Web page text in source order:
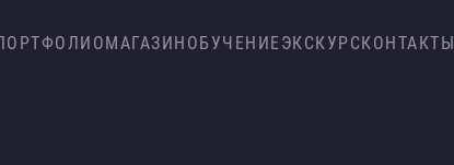
МАГАЗИН ОБУЧЕНИЕЭКСКУРСКОНТАКТЫ